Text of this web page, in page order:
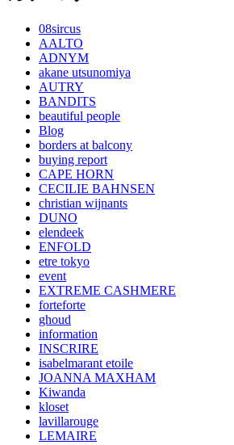
08sircus
AALTO
ADNYM
akane utsunomiya
AUTRY
BANDITS
beautiful people
Blog
borders at balcony
buying report
CAPE HORN
CECILIE BAHNSEN
christian wijnants
DUNO
elendeek
ENFOLD
etre tokyo
event
EXTREME CASHMERE
forteforte
ghoud
information
INSCRIRE
isabelmarant etoile
JOANNA MAXHAM
Kiwanda
kloset
lavillarouge
LEMAIRE